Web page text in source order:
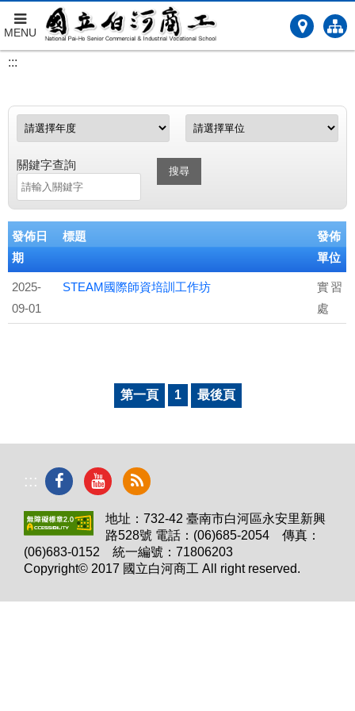
跳
到
要
MENU
:::
關鍵字查詢 搜尋
發佈日
期
標題
發佈
單位
2025-
09-01
STEAM國際師資培訓工作坊
實習
處
第一頁 1 最後頁
:::
地址：732-42 臺南市白河區永安里新興
路528號 電話：(06)685-2054 傳真：
(06)683-0152 統一編號：71806203
Copyright© 2017 國立白河商工 All right reserved.